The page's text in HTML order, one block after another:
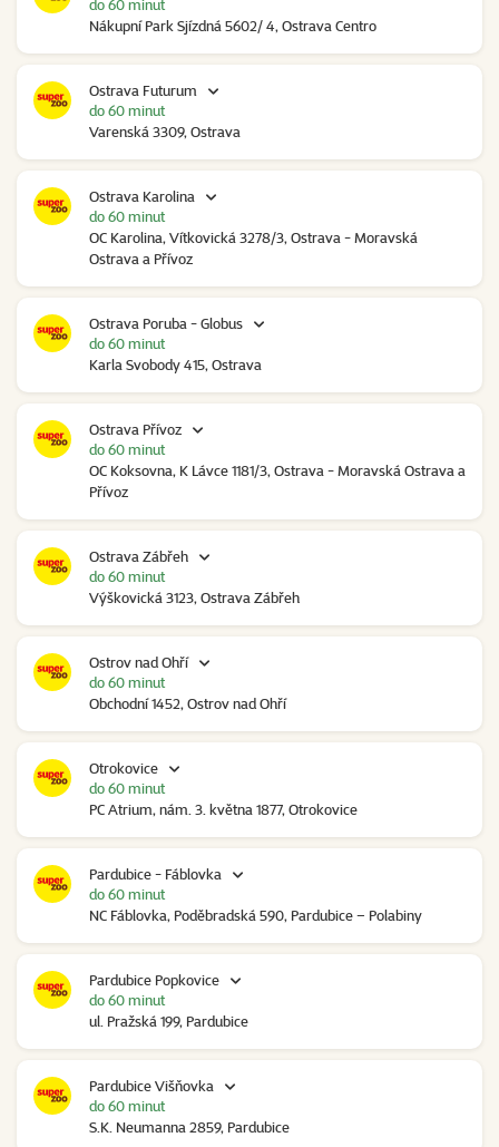
Nákupní Park Sjízdná 5602/ 4, Ostrava Centro
do 60 minut
Ostrava Futurum
Varenská 3309, Ostrava
do 60 minut
Ostrava Karolina
OC Karolina, Vítkovická 3278/3, Ostrava - Moravská
Ostrava a Přívoz
do 60 minut
Ostrava Poruba - Globus
Karla Svobody 415, Ostrava
do 60 minut
Ostrava Přívoz
OC Koksovna, K Lávce 1181/3, Ostrava - Moravská Ostrava a
Přívoz
do 60 minut
Ostrava Zábřeh
Výškovická 3123, Ostrava Zábřeh
do 60 minut
Ostrov nad Ohří
Obchodní 1452, Ostrov nad Ohří
do 60 minut
Otrokovice
PC Atrium, nám. 3. května 1877, Otrokovice
do 60 minut
Pardubice - Fáblovka
NC Fáblovka, Poděbradská 590, Pardubice – Polabiny
do 60 minut
Pardubice Popkovice
ul. Pražská 199, Pardubice
do 60 minut
Pardubice Višňovka
S.K. Neumanna 2859, Pardubice
do 60 minut